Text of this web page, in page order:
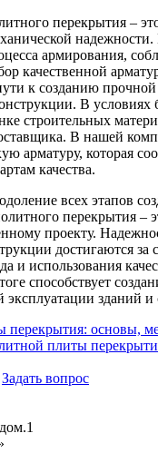
перекрытия –
надежности.
армирования,
качественной
к созданию прочной
В условиях
строительных
В нашей
арматуру, которая
качества.
всех этапов
перекрытия –
проекту.
достигаются за
и использования
способствует
эксплуатации зданий
перекрытия: основы,
плиты
Задать вопрос